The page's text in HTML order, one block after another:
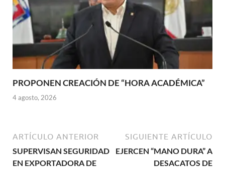
PROPONEN CREACIÓN DE “HORA ACADÉMICA”
4 agosto, 2026
ARTÍCULO ANTERIOR
SUPERVISAN SEGURIDAD
EN EXPORTADORA DE
SIGUIENTE ARTÍCULO
EJERCEN “MANO DURA” A
DESACATOS DE